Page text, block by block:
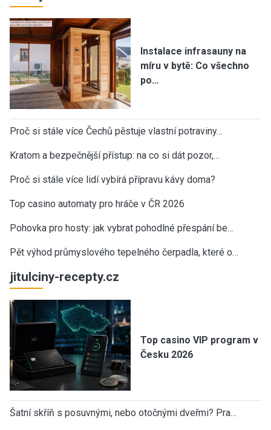
Instalace infrasauny na
míru v bytě: Co všechno
po…
Proč si stále více Čechů pěstuje vlastní potraviny…
Kratom a bezpečnější přístup: na co si dát pozor,…
Proč si stále více lidí vybírá přípravu kávy doma?
Top casino automaty pro hráče v ČR 2026
Pohovka pro hosty: jak vybrat pohodlné přespání be…
Pět výhod průmyslového tepelného čerpadla, které o…
jitulciny-recepty.cz
Top casino VIP program v
Česku 2026
Šatní skříň s posuvnými, nebo otočnými dveřmi? Pra…